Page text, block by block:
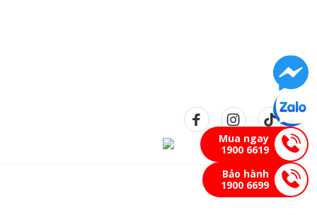
Mua ngay
1900 6619
Bảo hành
1900 6699